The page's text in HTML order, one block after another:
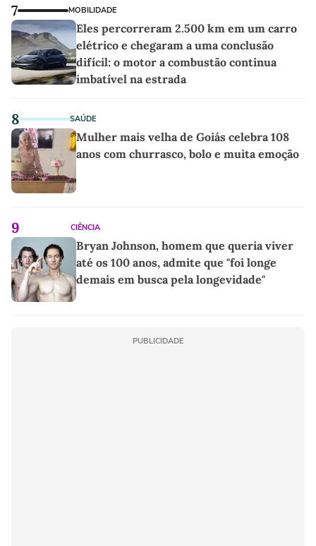
7 MOBILIDADE
Eles percorreram 2.500 km em um carro
elétrico e chegaram a uma conclusão
difícil: o motor a combustão continua
imbatível na estrada
8 SAÚDE
Mulher mais velha de Goiás celebra 108
anos com churrasco, bolo e muita emoção
9 CIÊNCIA
Bryan Johnson, homem que queria viver
até os 100 anos, admite que "foi longe
demais em busca pela longevidade"
PUBLICIDADE